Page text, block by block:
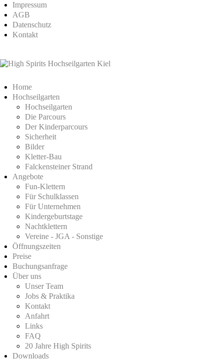
Impressum
AGB
Datenschutz
Kontakt
Home
Hochseilgarten
Hochseilgarten
Die Parcours
Der Kinderparcours
Sicherheit
Bilder
Kletter-Bau
Falckensteiner Strand
Angebote
Fun-Klettern
Für Schulklassen
Für Unternehmen
Kindergeburtstage
Nachtklettern
Vereine - JGA - Sonstige
Öffnungszeiten
Preise
Buchungsanfrage
Über uns
Unser Team
Jobs & Praktika
Kontakt
Anfahrt
Links
FAQ
20 Jahre High Spirits
Downloads